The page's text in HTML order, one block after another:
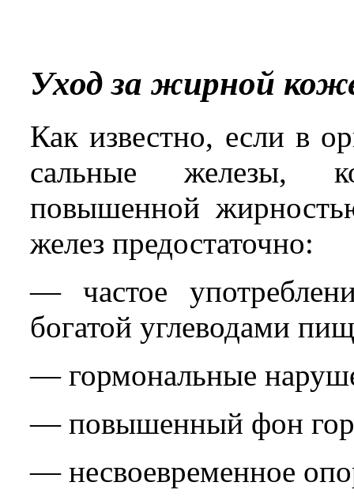
Уход за жирной
Как известно, если в
сальные железы,
повышенной
желез предостаточно:
— частое
богатой углеводами
— гормональные
— повышенный фон
— несвоевременное